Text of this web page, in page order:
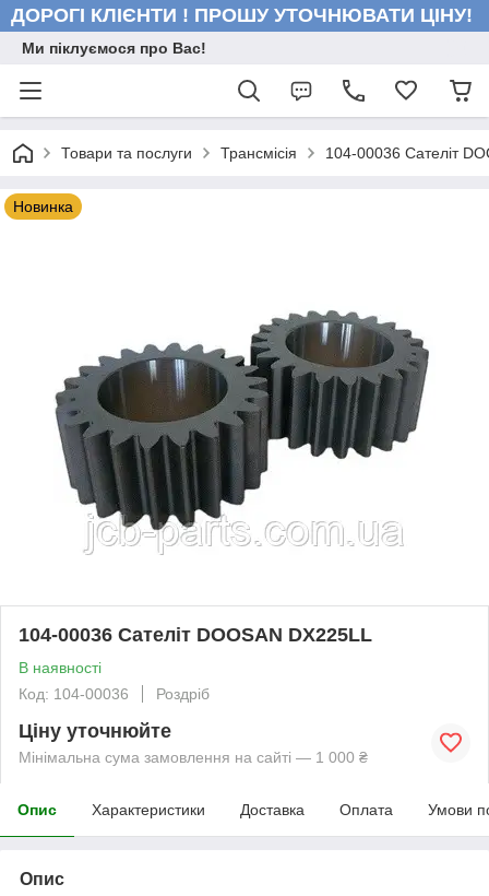
ДОРОГІ КЛІЄНТИ ! ПРОШУ УТОЧНЮВАТИ ЦІНУ!
Ми піклуємося про Вас!
Товари та послуги Трансмісія 104-00036 Сателіт
Новинка
104-00036 Сателіт DOOSAN DX225LL
В наявності
Код: 104-00036
Роздріб
Ціну уточнюйте
Мінімальна сума замовлення на сайті — 1 000 ₴
Опис Характеристики Доставка Оплата Умови
Опис